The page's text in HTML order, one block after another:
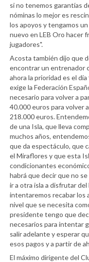
si no tenemos garantías
nóminas lo mejor es
los apoyos y tengamos
nuevo en LEB Oro hacer
jugadores".
Acosta también dijo que
encontrar un entrenador
ahora la prioridad es el
exige la Federación
necesario para volver a
40.000 euros para volver
218.000 euros.
de una Isla, que lleva
muchos años,
que da espectáculo, que
el Miraflores y que esta
condicionantes
habrá que decir que no
ir a otra isla a disfrutar
intentaremos recabar los
nivel que se necesita
presidente tengo que
necesarios para intentar
salir adelante y esperar
esos pagos y a partir de
El máximo dirigente del